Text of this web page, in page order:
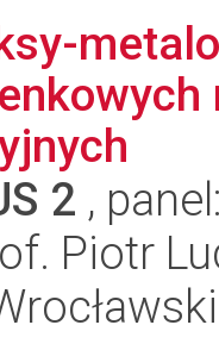
2 ,
Piotr